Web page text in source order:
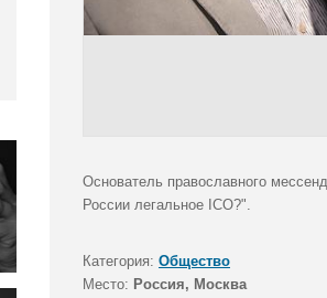
Основатель православного
России легальное ICO?".
Категория: Общество
Место: Россия, Москва